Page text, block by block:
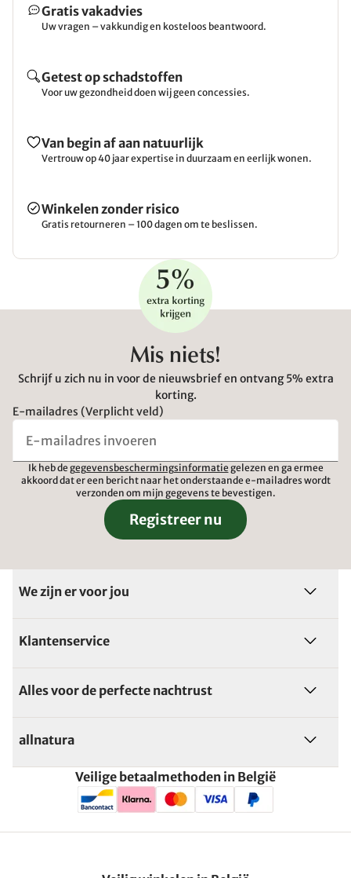
Gratis vakadvies
Uw vragen – vakkundig en kosteloos beantwoord.
Getest op schadstoffen
Voor uw gezondheid doen wij geen concessies.
Van begin af aan natuurlijk
Vertrouw op 40 jaar expertise in duurzaam en eerlijk wonen.
Winkelen zonder risico
Gratis retourneren – 100 dagen om te beslissen.
Mis niets!
Schrijf u zich nu in voor de nieuwsbrief en ontvang 5% extra
korting.
E-mailadres (Verplicht veld)
Ik heb de gegevensbeschermingsinformatie gelezen en ga ermee
akkoord dat er een bericht naar het onderstaande e-mailadres wordt
verzonden om mijn gegevens te bevestigen.
Registreer nu
We zijn er voor jou
Klantenservice
Alles voor de perfecte nachtrust
allnatura
Veilige betaalmethoden in België